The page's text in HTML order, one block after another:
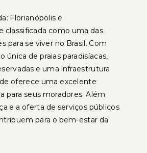
Florianópolis é
como uma das
para se viver no Brasil. Com
única de praias paradisíacas,
e uma infraestrutura
oferece uma excelente
para seus moradores. Além
e a oferta de serviços públicos
para o bem-estar da